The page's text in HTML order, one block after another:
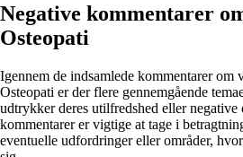
Negative kommentarer
Osteopati
Igennem de indsamlede kommentarer om
Osteopati er der flere gennemgående
udtrykker deres utilfredshed eller negative
kommentarer er vigtige at tage i
eventuelle udfordringer eller områder,